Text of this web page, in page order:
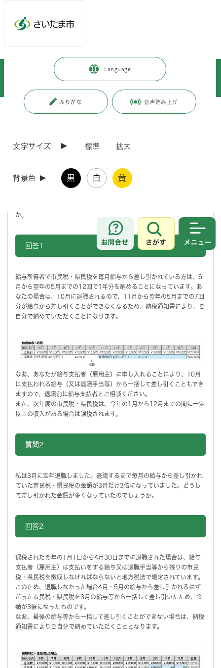
Language
ふりがな 音声読み上げ
文字サイズ 標準 拡大
背景色 黒 白 黄
お問合せ
さがす
暮らし・手続き > 保険・年金・税金
個人市民税・県民税
更新日付：2026年4月1日 / ページ番号：C001694
か。
回答1
給与所得者で市民税・県民税を毎月給与から差し引かれている方は、6
月から翌年の5月までの12回で1年分を納めることになっています。あ
なたの場合は、10月に退職されるので、11月から翌年の5月までの7回
分が給与から差し引くことができなくなるため、納税通知書により、ご
自分で納めていただくことになります。
なお、あなたが給与支払者（雇用主）に申し入れることにより、10月
に支払われる給与（又は退職手当等）から一括して差し引くこともでき
ますので、退職前に給与支払者とご相談ください。
また、次年度の市民税・県民税は、今年の1月から12月までの間に一定
以上の収入がある場合は課税されます。
質問2
私は3月に定年退職しました。退職するまで毎月の給与から差し引かれ
ていた市民税・県民税の金額が3月だけ3倍になっていました。どうし
て差し引かれた金額が多くなっていたのでしょうか。
回答2
課税された翌年の1月1日から4月30日までに退職された場合は、給与
支払者（雇用主）は支払いをする給与又は退職手当等から残りの市民
税・県民税を徴収しなければならないと地方税法で規定されています。
このため、退職しなかった場合4月・5月の給与から差し引かれるはず
だった市民税・県民税を3月の給与等から一括して差し引いたため、金
額が3倍になったものです。
なお、最後の給与等から一括して差し引くことができない場合は、納税
通知書によりご自分で納めていただくこととなります。